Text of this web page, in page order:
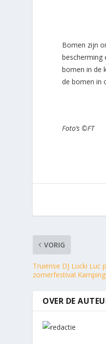
Bomen zijn
bescherming
bomen in de
de bomen in
Foto’s ©FT
VORIG
Truiense DJ Lucki Luc
zomerfestival
OVER DE